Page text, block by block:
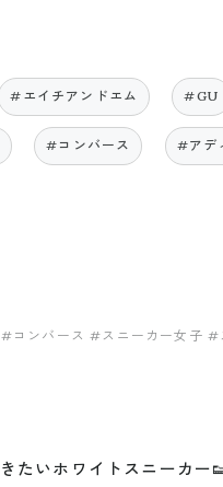
#エイチアンドエム #GU
#コンバース #アデ
#コンバース #スニーカー女子 #
たいホワイトスニーカー